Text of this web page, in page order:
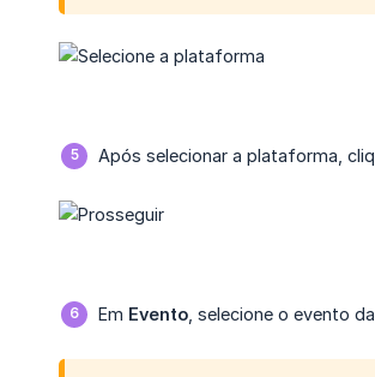
Após selecionar a plataforma,
Em Evento , selecione o evento